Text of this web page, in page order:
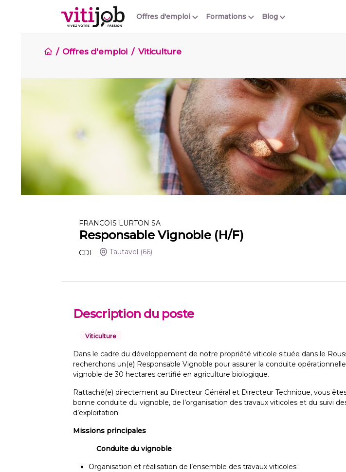
Offres d'emploi Blog
Formations
Offres d'emploi Viticulture
FRANCOIS LURTON SA
Responsable Vignoble (H/F)
CDI Tautavel (66)
Description du poste
Viticulture
Dans le cadre du développement de notre propriété viticole située dans le
recherchons un(e) Responsable Vignoble pour assurer la conduite
vignoble de 30 hectares certifié en agriculture biologique.
Rattaché(e) directement au Directeur Général et Directeur Technique, vous
bonne conduite du vignoble, de l’organisation des travaux viticoles et du suivi
d’exploitation.
Missions principales
Conduite du vignoble
Organisation et réalisation de l’ensemble des travaux viticoles :